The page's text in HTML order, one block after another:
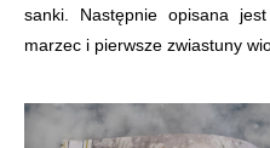
sanki. Następnie opisana
marzec i pierwsze zwiastuny